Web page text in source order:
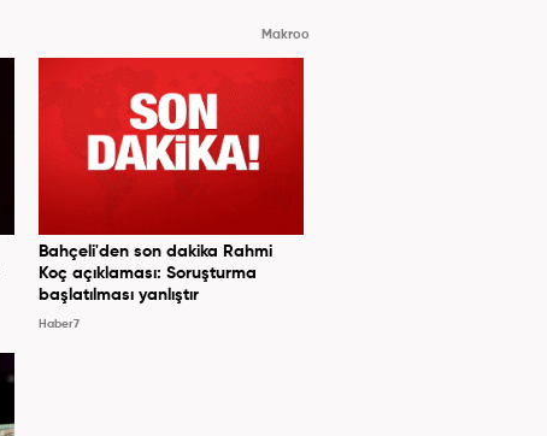
Makroo
Bahçeli'den son dakika Rahmi
Koç açıklaması: Soruşturma
başlatılması yanlıştır
Haber7